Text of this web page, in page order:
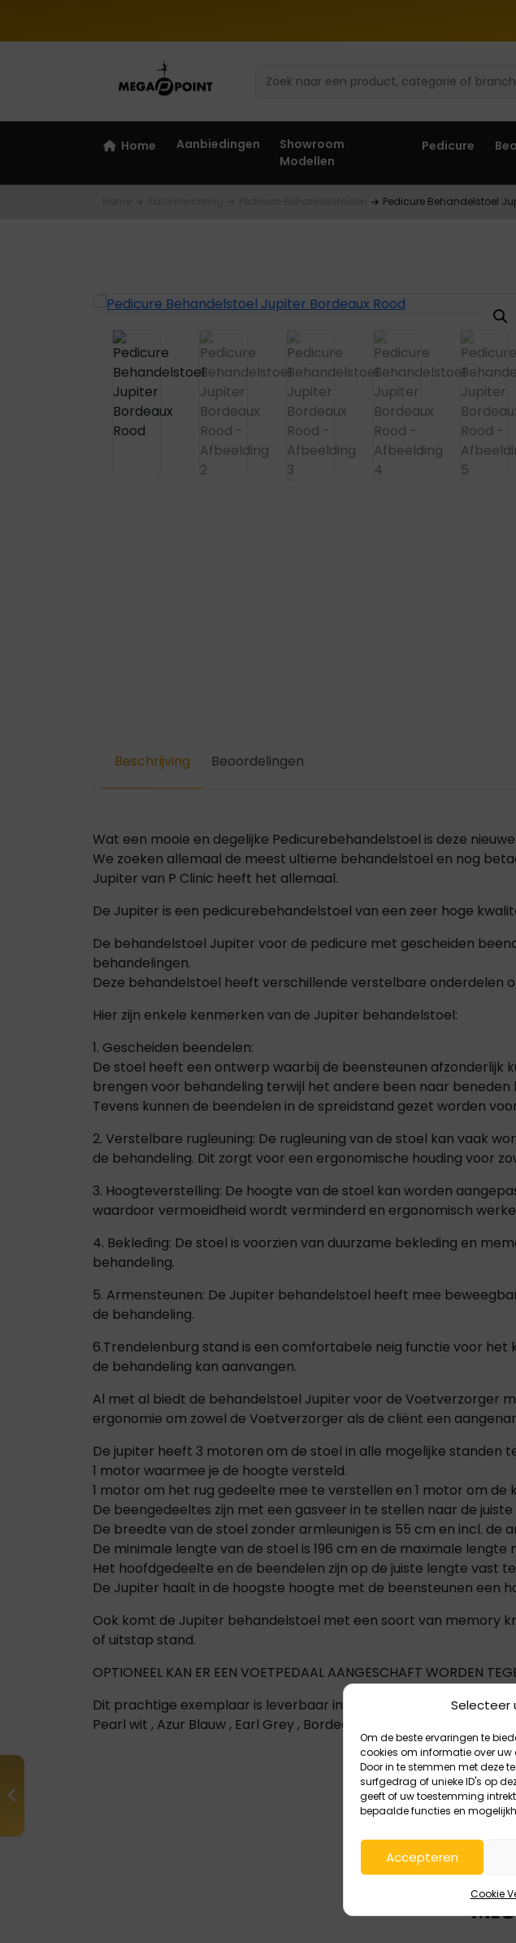
Selecteer
Om de beste ervaringen te
cookies om informatie over
Door in te stemmen met deze
surfgedrag of unieke ID's op
geeft of uw toestemming
bepaalde functies en
Accepteren
Cookie
Home Aanbiedingen
Showroom
Modellen
Pedicure
Pedicure Behandelstoel
Beschrijving Beoordelingen
Wat een mooie en degelijke Pedicurebehandelstoel is deze
We zoeken allemaal de meest ultieme behandelstoel en nog
Jupiter van P Clinic heeft het allemaal.
De Jupiter is een pedicurebehandelstoel van een zeer hoge
De behandelstoel Jupiter voor de pedicure met gescheiden
behandelingen.
Deze behandelstoel heeft verschillende verstelbare onderdelen
Hier zijn enkele kenmerken van de Jupiter behandelstoel:
1. Gescheiden beendelen:
De stoel heeft een ontwerp waarbij de beensteunen
brengen voor behandeling terwijl het andere been naar
Tevens kunnen de beendelen in de spreidstand gezet worden
2. Verstelbare rugleuning: De rugleuning van de stoel kan vaak
de behandeling. Dit zorgt voor een ergonomische houding voor
3. Hoogteverstelling: De hoogte van de stoel kan worden
waardoor vermoeidheid wordt verminderd en ergonomisch
4. Bekleding: De stoel is voorzien van duurzame bekleding en
behandeling.
5. Armensteunen: De Jupiter behandelstoel heeft mee
de behandeling.
6.Trendelenburg stand is een comfortabele neig functie voor
de behandeling kan aanvangen.
Al met al biedt de behandelstoel Jupiter voor de Voetverzorger
ergonomie om zowel de Voetverzorger als de cliënt een
De jupiter heeft 3 motoren om de stoel in alle mogelijke standen
1 motor waarmee je de hoogte versteld.
1 motor om het rug gedeelte mee te verstellen en 1 motor om
De beengedeeltes zijn met een gasveer in te stellen naar de
De breedte van de stoel zonder armleunigen is 55 cm en incl. de
De minimale lengte van de stoel is 196 cm en de maximale
Het hoofdgedeelte en de beendelen zijn op de juiste lengte vast
De Jupiter haalt in de hoogste hoogte met de beensteunen een
Ook komt de Jupiter behandelstoel met een soort van memory
of uitstap stand.
OPTIONEEL KAN ER EEN VOETPEDAAL AANGESCHAFT WORDEN
Dit prachtige exemplaar is leverbaar in 5 kleuren:
Pearl wit , Azur Blauw , Earl Grey , Bordeaux Rood , Expresso Bruin.